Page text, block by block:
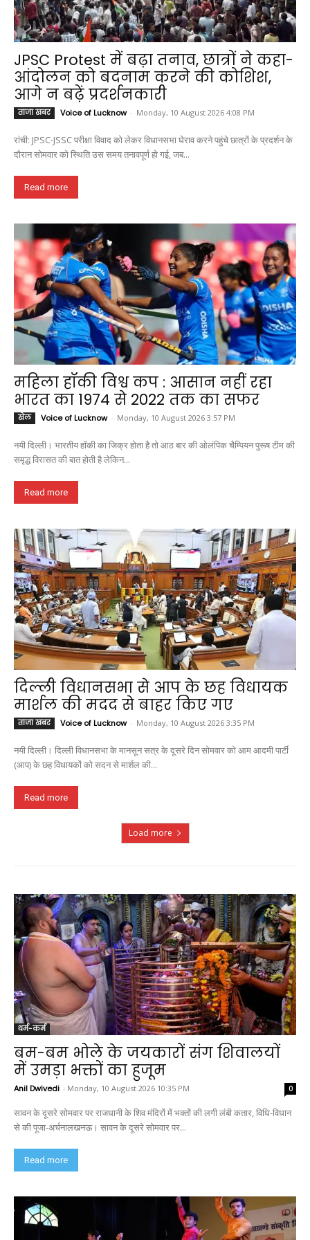
JPSC Protest में बढ़ा तनाव, छात्रों ने कहा-
आंदोलन को बदनाम करने की कोशिश,
आगे न बढ़ें प्रदर्शनकारी
ताजा खबर Voice of Lucknow - Monday, 10 August 2026 4:08 PM
रांची: JPSC-JSSC परीक्षा विवाद को लेकर विधानसभा घेराव करने पहुंचे छात्रों के प्रदर्शन के
दौरान सोमवार को स्थिति उस समय तनावपूर्ण हो गई, जब...
Read more
महिला हॉकी विश्व कप : आसान नहीं रहा
भारत का 1974 से 2022 तक का सफर
खेल Voice of Lucknow - Monday, 10 August 2026 3:57 PM
नयी दिल्ली। भारतीय हॉकी का जिक्र होता है तो आठ बार की ओलंपिक चैम्पियन पुरूष टीम की
समृद्ध विरासत की बात होती है लेकिन...
Read more
दिल्ली विधानसभा से आप के छह विधायक
मार्शल की मदद से बाहर किए गए
ताजा खबर Voice of Lucknow - Monday, 10 August 2026 3:35 PM
नयी दिल्ली। दिल्ली विधानसभा के मानसून सत्र के दूसरे दिन सोमवार को आम आदमी पार्टी
(आप) के छह विधायकों को सदन से मार्शल की...
Read more
Load more
धर्म-कर्म
बम-बम भोले के जयकारों संग शिवालयों
में उमड़ा भक्तों का हुजूम
Anil Dwivedi - Monday, 10 August 2026 10:35 PM 0
सावन के दूसरे सोमवार पर राजधानी के शिव मंदिरों में भक्तों की लगी लंबी कतार, विधि-विधान
से की पूजा-अर्चनालखनऊ। सावन के दूसरे सोमवार पर...
Read more